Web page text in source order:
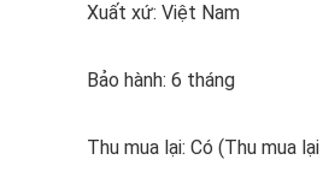
Xuất xứ: Việt Nam
Bảo hành: 6 tháng
Thu mua lại: Có (Thu mua